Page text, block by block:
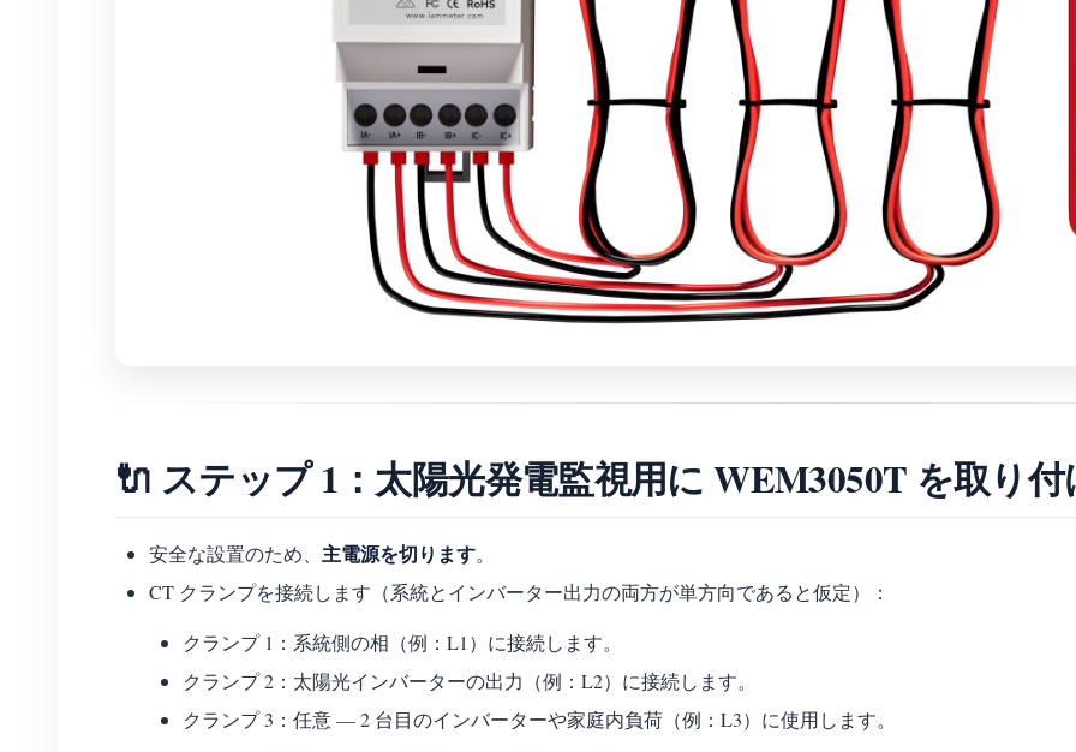
🔌 ステップ 1：太陽光発電監視用に WEM3050T を取り
安全な設置のため、 主電源を切ります。
CT クランプを接続します（系統とインバーター出力の両方が単方向であると仮定）：
クランプ 1：系統側の相（例：L1）に接続します。
クランプ 2：太陽光インバーターの出力（例：L2）に接続します。
クランプ 3：任意 — 2 台目のインバーターや家庭内負荷（例：L3）に使用します。